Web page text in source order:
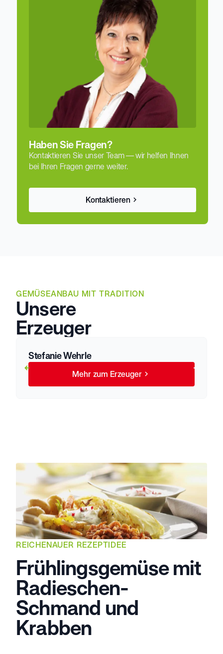
Haben Sie Fragen?
Kontaktieren Sie unser Team –– wir helfen Ihnen
bei Ihren Fragen gerne weiter.
Kontaktieren
GEMÜSEANBAU MIT TRADITION
Unsere
Erzeuger
Stefanie Wehrle
Mehr zum Erzeuger
REICHENAUER REZEPTIDEE
Frühlingsgemüse mit
Radieschen-
Schmand und
Krabben